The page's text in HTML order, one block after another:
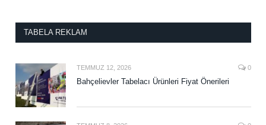
TABELA REKLAM
TEMMUZ 12, 2026 0
Bahçelievler Tabelacı Ürünleri Fiyat Önerileri